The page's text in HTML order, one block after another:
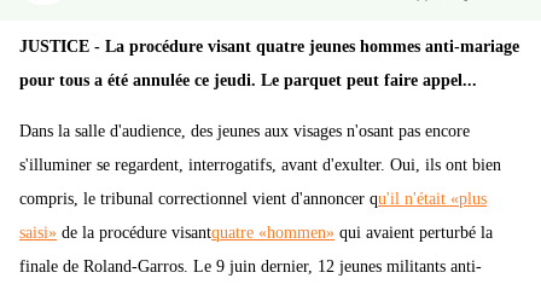
JUSTICE - La procédure visant quatre jeunes hommes anti-mariage
pour tous a été annulée ce jeudi. Le parquet peut faire appel...
Dans la salle d'audience, des jeunes aux visages n'osant pas encore
s'illuminer se regardent, interrogatifs, avant d'exulter. Oui, ils ont bien
compris, le tribunal correctionnel vient d'annoncer qu'il n'était «plus
saisi» de la procédure visantquatre «hommen» qui avaient perturbé la
finale de Roland-Garros. Le 9 juin dernier, 12 jeunes militants anti-